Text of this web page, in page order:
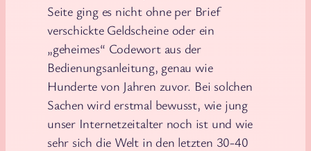
Seite ging es nicht ohne per Brief
verschickte Geldscheine oder ein
„geheimes“ Codewort aus der
Bedienungsanleitung, genau wie
Hunderte von Jahren zuvor. Bei solchen
Sachen wird erstmal bewusst, wie jung
unser Internetzeitalter noch ist und wie
sehr sich die Welt in den letzten 30-40